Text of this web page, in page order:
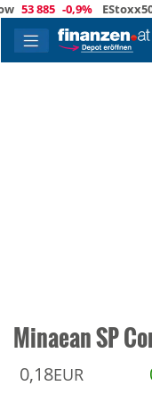
885 -0,9% EStoxx50 6
Minaean SP
0,18EUR